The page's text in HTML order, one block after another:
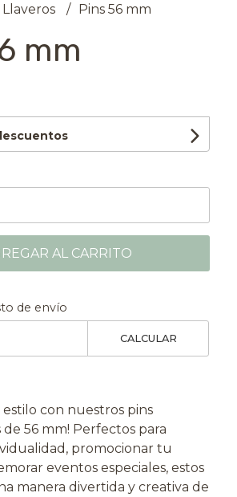
Llaveros Pins 56 mm
mm
AL CARRITO
de envío
CALCULAR
estilo con nuestros pins
56 mm! Perfectos para
promocionar tu
eventos especiales, estos
manera divertida y creativa de